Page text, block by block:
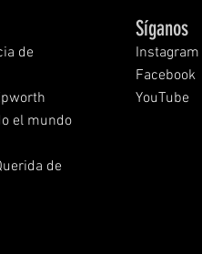
de
el mundo
de
Síganos
Instagram
Facebook
YouTube